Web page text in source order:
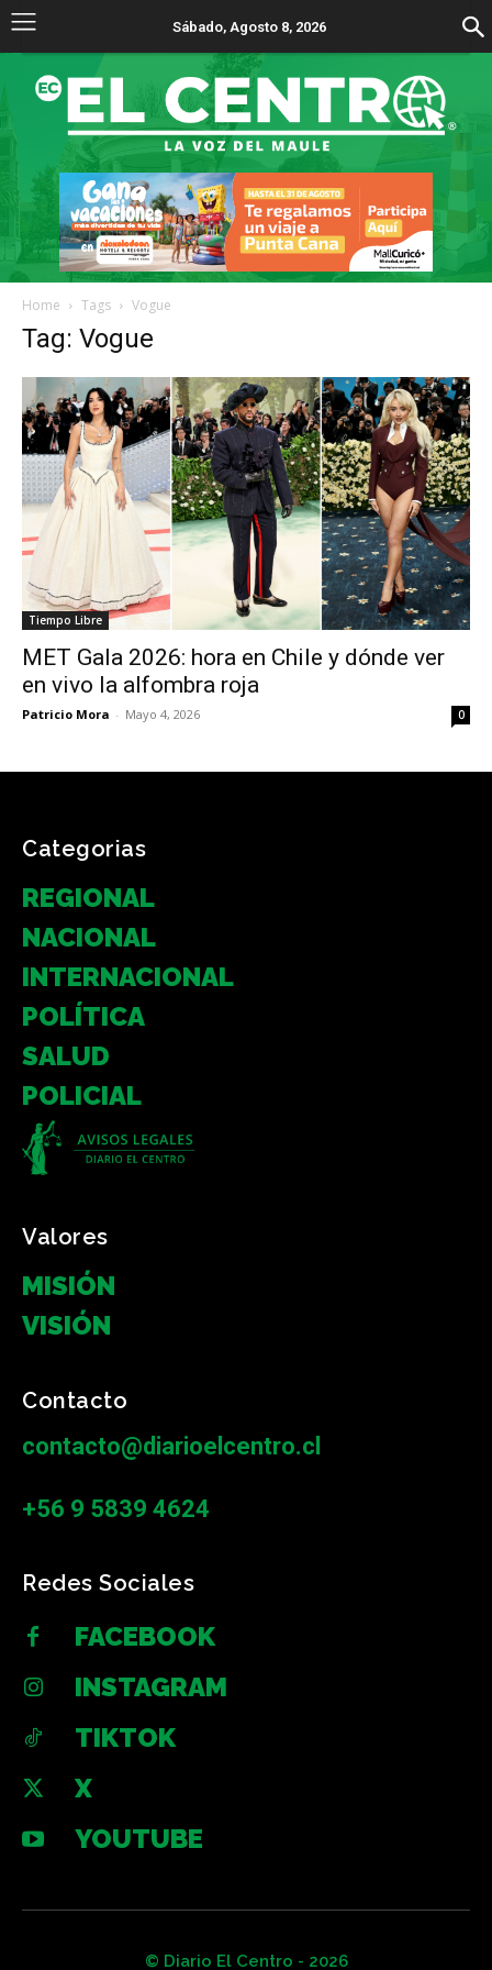
Sábado, Agosto 8, 2026
Home Tags Vogue
Tag: Vogue
Tiempo Libre
MET Gala 2026: hora en Chile y dónde ver
en vivo la alfombra roja
Patricio Mora - Mayo 4, 2026 0
Categorias
REGIONAL
NACIONAL
INTERNACIONAL
POLÍTICA
SALUD
POLICIAL
Valores
MISIÓN
VISIÓN
Contacto
contacto@diarioelcentro.cl
+56 9 5839 4624
Redes Sociales
FACEBOOK
INSTAGRAM
TIKTOK
X
YOUTUBE
© Diario El Centro - 2026